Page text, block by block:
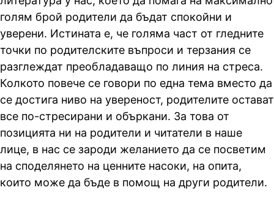
голям брой родители да бъдат спокойни и
уверени. Истината е, че голяма част от гледните
точки по родителските въпроси и терзания се
разглеждат преобладаващо по линия на стреса.
Колкото повече се говори по една тема вместо да
се достига ниво на увереност, родителите остават
все по-стресирани и объркани. За това от
позицията ни на родители и читатели в наше
лице, в нас се зароди желанието да се посветим
на споделянето на ценните насоки, на опита,
които може да бъде в помощ на други родители.